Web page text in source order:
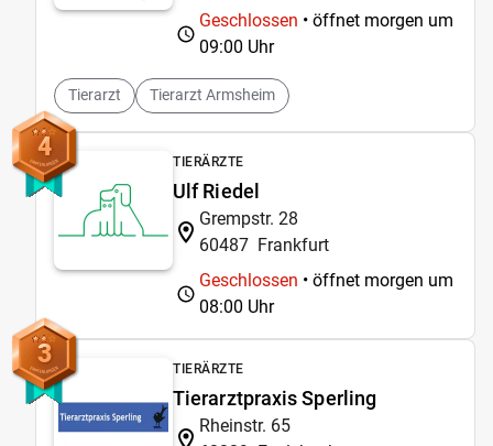
Geschlossen • öffnet morgen um
09:00 Uhr
Tierarzt Tierarzt Armsheim
4 TIERÄRZTE
Ulf Riedel
Grempstr. 28
60487 Frankfurt
Geschlossen • öffnet morgen um
08:00 Uhr
3 TIERÄRZTE
Tierarztpraxis Sperling
Rheinstr. 65